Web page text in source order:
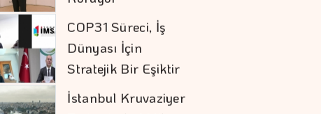
Dünyası İçin
Stratejik Bir Eşiktir
İstanbul Kruvaziyer
Turizminde 1 Milyon
Yolcu Hedefine